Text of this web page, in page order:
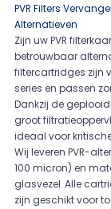
PVR Filters
Alternatieven
Zijn uw PVR
betrouwbaar
filtercartridges zijn
series en passen
Dankzij de
groot
ideaal voor
Wij leveren PVR-
100 micron) en
glasvezel. Alle
zijn geschikt voor